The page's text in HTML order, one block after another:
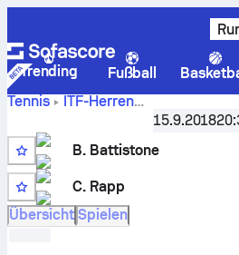
Trending Fußball
Tennis
ITF-Herren
USA F25, Singles Qualifying,
Punktestand und H2H-Ergebnisse
gegen
Connor Rapp
15.9.2018
B. Battistone
C. Rapp
Übersicht Spielen